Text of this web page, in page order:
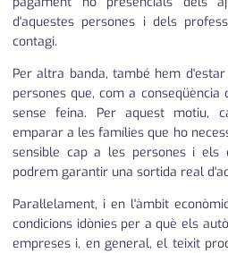
d'aquestes persones i dels
contagi.
Per altra banda, també hem
persones que, com a conseqüència
sense feina. Per aquest motiu,
emparar a les famílies que ho
sensible cap a les persones i els
podrem garantir una sortida real
Paral·lelament, i en l'àmbit
condicions idònies per a què els
empreses i, en general, el teixit